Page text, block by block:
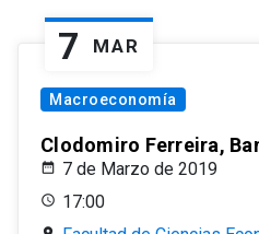
7 MAR
Macroeconomía
Clodomiro Ferreira,
7 de Marzo de 2019
17:00